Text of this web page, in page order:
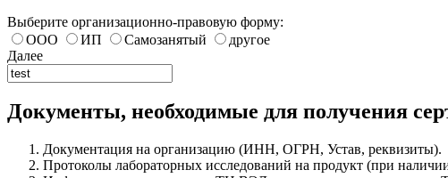
Выберите организационно-правовую форму:
ООО
ИП Самозанятый
другое
Далее
Документы, необходимые для получения
Документация на организацию (ИНН, ОГРН, Устав, реквизиты).
Протоколы лабораторных исследований на продукт (при